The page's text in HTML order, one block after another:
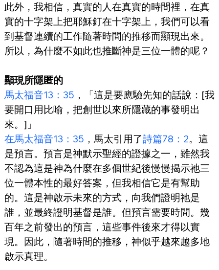
此外，我相信，真實的人在真實的時間裡，在真
實的十字架上把耶穌釘在十字架上，我們可以看
到基督連續的工作隨著時間的推移而顯現出來。
所以，為什麼不如此也推斷神是三位一體的呢？
顯現所隱匿的
馬太福音13：35 ，「這是要應驗先知的話說：[我
要開口用比喻，把創世以來所隱藏的事發明出
來。]」
在馬太福音13：35 ，馬太引用了詩篇78：2。這
是預言。預言是神默示聖經的證據之一，雖然我
不認為這是神為什麼在多個世紀後慢慢揭示祂三
位一體本性的最好答案，但我相信它是有幫助
的。這是神啟示未來的方式，向我們證明祂是
誰，並最終證明基督是誰。但預言需要時間。幾
百年之前發出的預言，這些事件後來才得以實
現。因此，隨著時間的推移，神似乎越來越多地
啟示真理。